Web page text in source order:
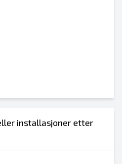
installasjoner etter